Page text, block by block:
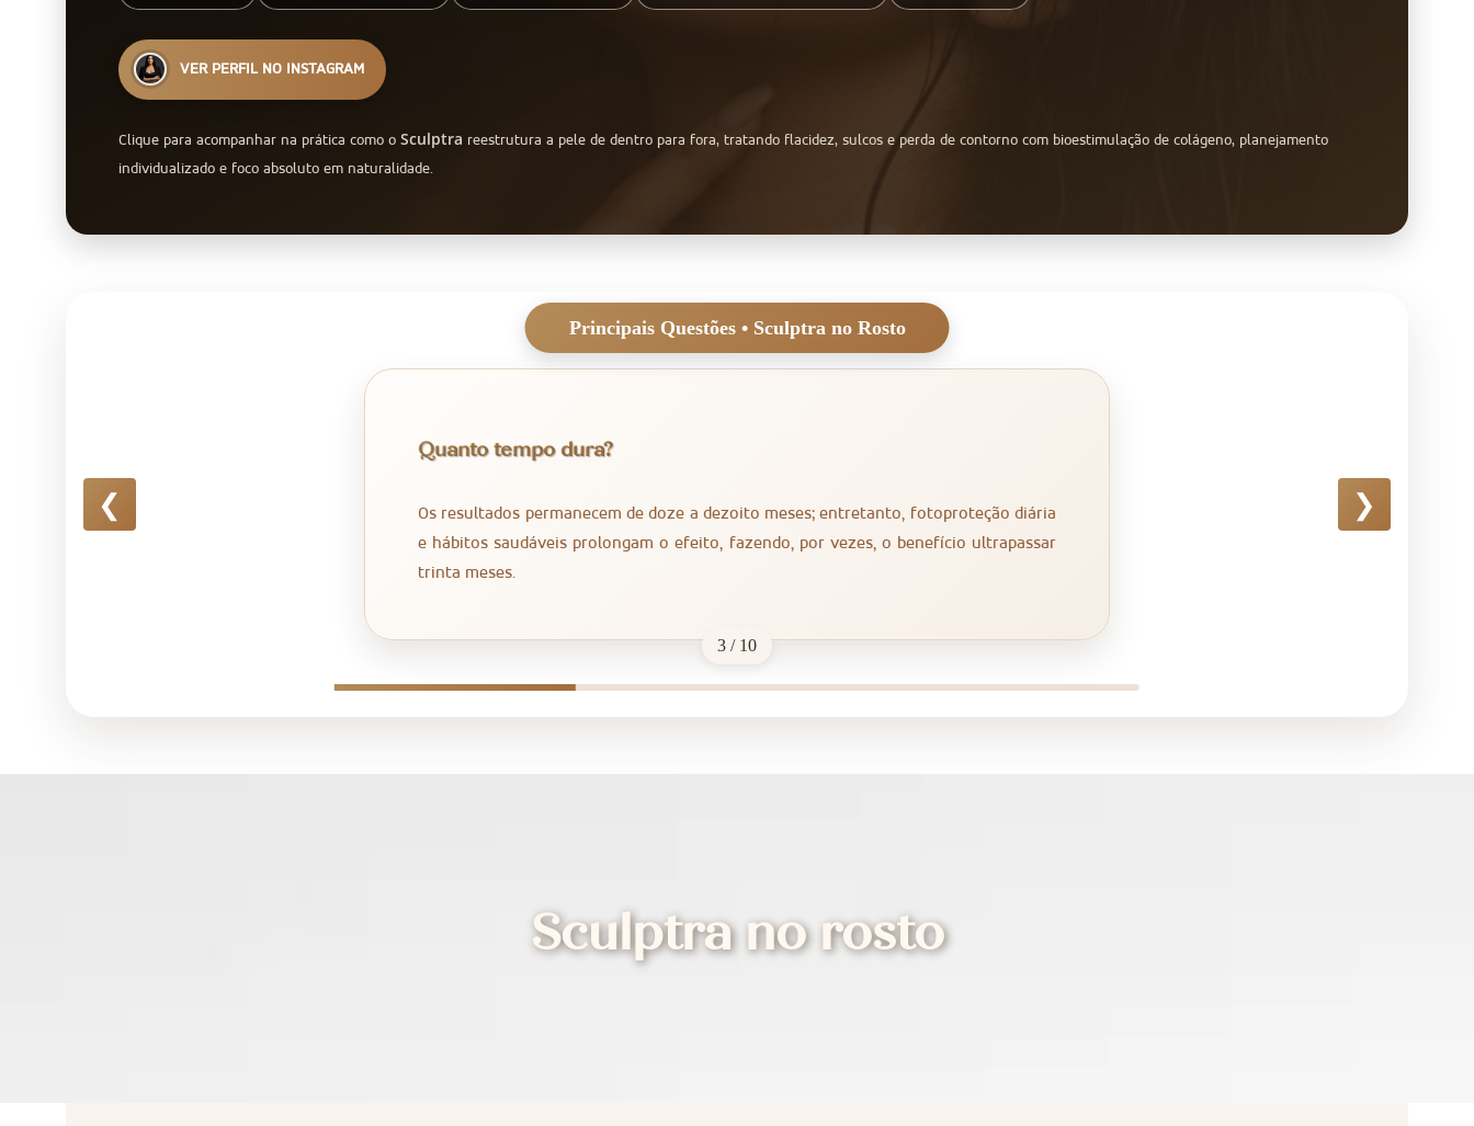
VER PERFIL NO INSTAGRAM
Clique para acompanhar na prática como o Sculptra reestrutura a pele de dentro para fora, tratando flacidez, sulcos e perda de contorno com bioestimulação de colágeno, planejamento
individualizado e foco absoluto em naturalidade.
❮ ❯
Quanto tempo dura?
Os resultados permanecem de doze a dezoito meses; entretanto, fotoproteção diária
e hábitos saudáveis prolongam o efeito, fazendo, por vezes, o benefício ultrapassar
trinta meses.
3 / 10
Sculptra no rosto